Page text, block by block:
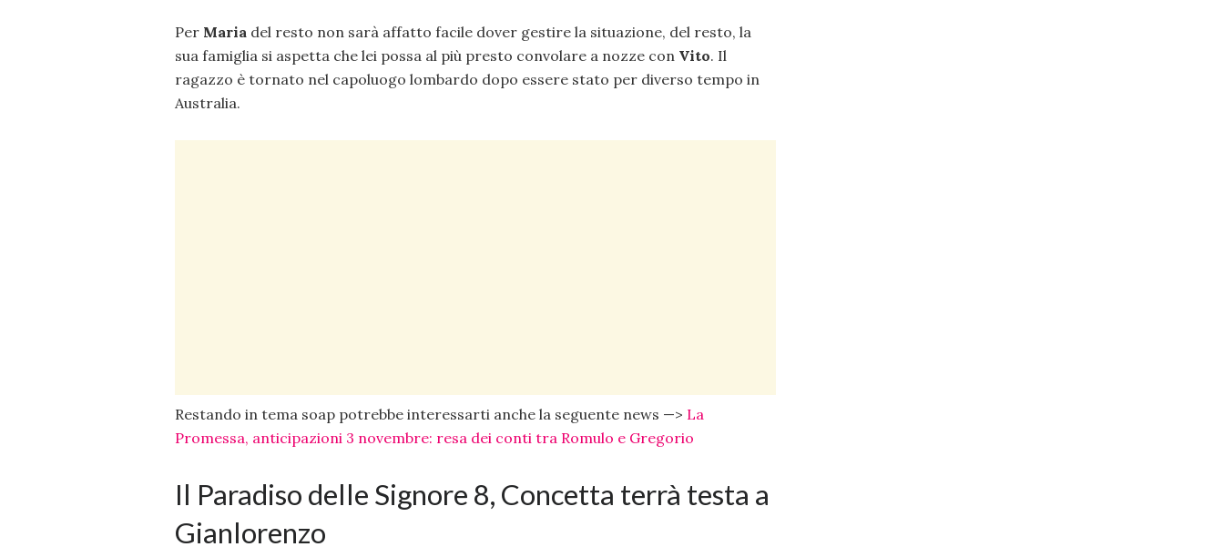
Per Maria del resto non sarà affatto facile dover gestire la situazione, del resto, la
sua famiglia si aspetta che lei possa al più presto convolare a nozze con Vito. Il
ragazzo è tornato nel capoluogo lombardo dopo essere stato per diverso tempo in
Australia.
Restando in tema soap potrebbe interessarti anche la seguente news —> La
Promessa, anticipazioni 3 novembre: resa dei conti tra Romulo e Gregorio
Il Paradiso delle Signore 8, Concetta terrà testa a
Gianlorenzo